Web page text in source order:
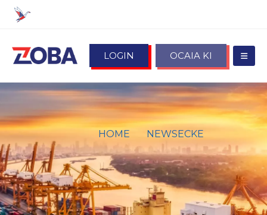
LOGIN OCAIA KI
HOME
NEWSECKE
MERKBLÄTTER: HANDBUCH FÜR
AUSFUHRGENEHMIGUNGEN,
GENEHMIGUNGSCODIERUNGEN
UND ELEKTRONISCHE
ABSCHREIBUNG AKTUALISIERT